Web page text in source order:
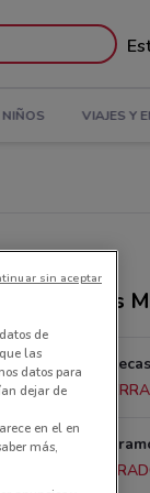
NIÑOS VIAJES Y
Ópticas
Avenida
12.8 km
Canal de
de
las
datos para
dejar de
en el en
más,
sin aceptar